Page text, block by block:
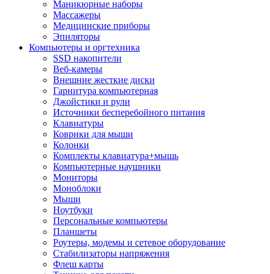
Маникюрные наборы
Массажеры
Медицинские приборы
Эпиляторы
Компьютеры и оргтехника
SSD накопители
Веб-камеры
Внешние жесткие диски
Гарнитура компьютерная
Джойстики и рули
Источники бесперебойного питания
Клавиатуры
Коврики для мыши
Колонки
Комплекты клавиатура+мышь
Компьютерные наушники
Мониторы
Моноблоки
Мыши
Ноутбуки
Персональные компьютеры
Планшеты
Роутеры, модемы и сетевое оборудование
Стабилизаторы напряжения
Флеш карты